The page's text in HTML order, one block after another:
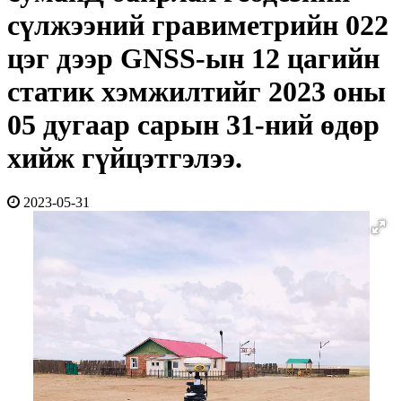
сүлжээний гравиметрийн 022
цэг дээр GNSS-ын 12 цагийн
статик хэмжилтийг 2023 оны
05 дугаар сарын 31-ний өдөр
хийж гүйцэтгэлээ.
2023-05-31